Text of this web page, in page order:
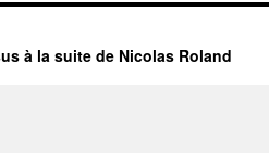
à la suite de Nicolas Roland